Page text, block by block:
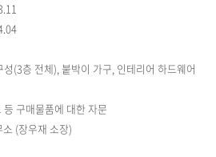
성(3층 전체), 붙박이 가구, 인테리어 하드웨어
물품에 대한 자문
(장우재 소장)